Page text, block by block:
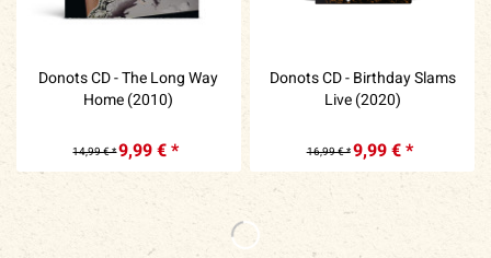
Donots CD - The Long Way
Home (2010)
14,99 € *9,99 € *
Donots CD - Birthday Slams
Live (2020)
16,99 € *9,99 € *